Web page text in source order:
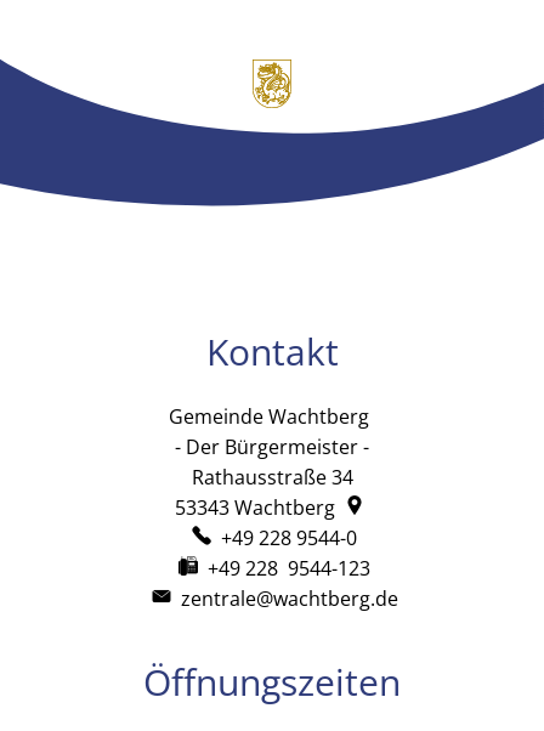
Kontakt
Gemeinde Wachtberg
- Der Bürgermeister -
Rathausstraße 34
53343Wachtberg
+49 228 9544-0
+49 228 9544-123
zentrale@wachtberg.de
Öffnungszeiten